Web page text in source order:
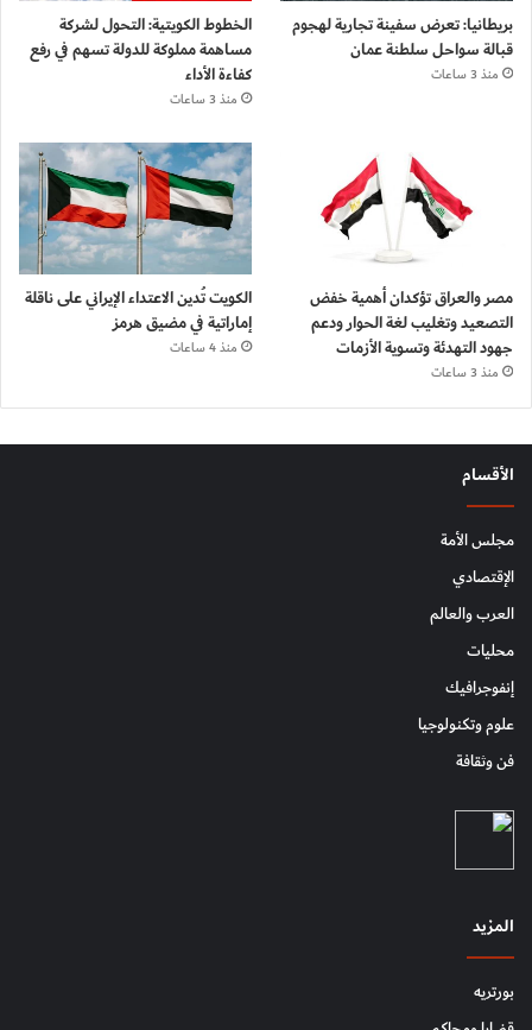
بريطانيا: تعرض سفينة تجارية لهجوم
قبالة سواحل سلطنة عمان
منذ 3 ساعات
الخطوط الكويتية: التحول لشركة
مساهمة مملوكة للدولة تسهم في رفع
كفاءة الأداء
منذ 3 ساعات
مصر والعراق تؤكدان أهمية خفض
التصعيد وتغليب لغة الحوار ودعم
جهود التهدئة وتسوية الأزمات
منذ 3 ساعات
الكويت تُدين الاعتداء الإيراني على ناقلة
إماراتية في مضيق هرمز
منذ 4 ساعات
الأقسام
مجلس الأمة
الإقتصادي
العرب والعالم
محليات
إنفوجرافيك
علوم وتكنولوجيا
فن وثقافة
المزيد
بورتريه